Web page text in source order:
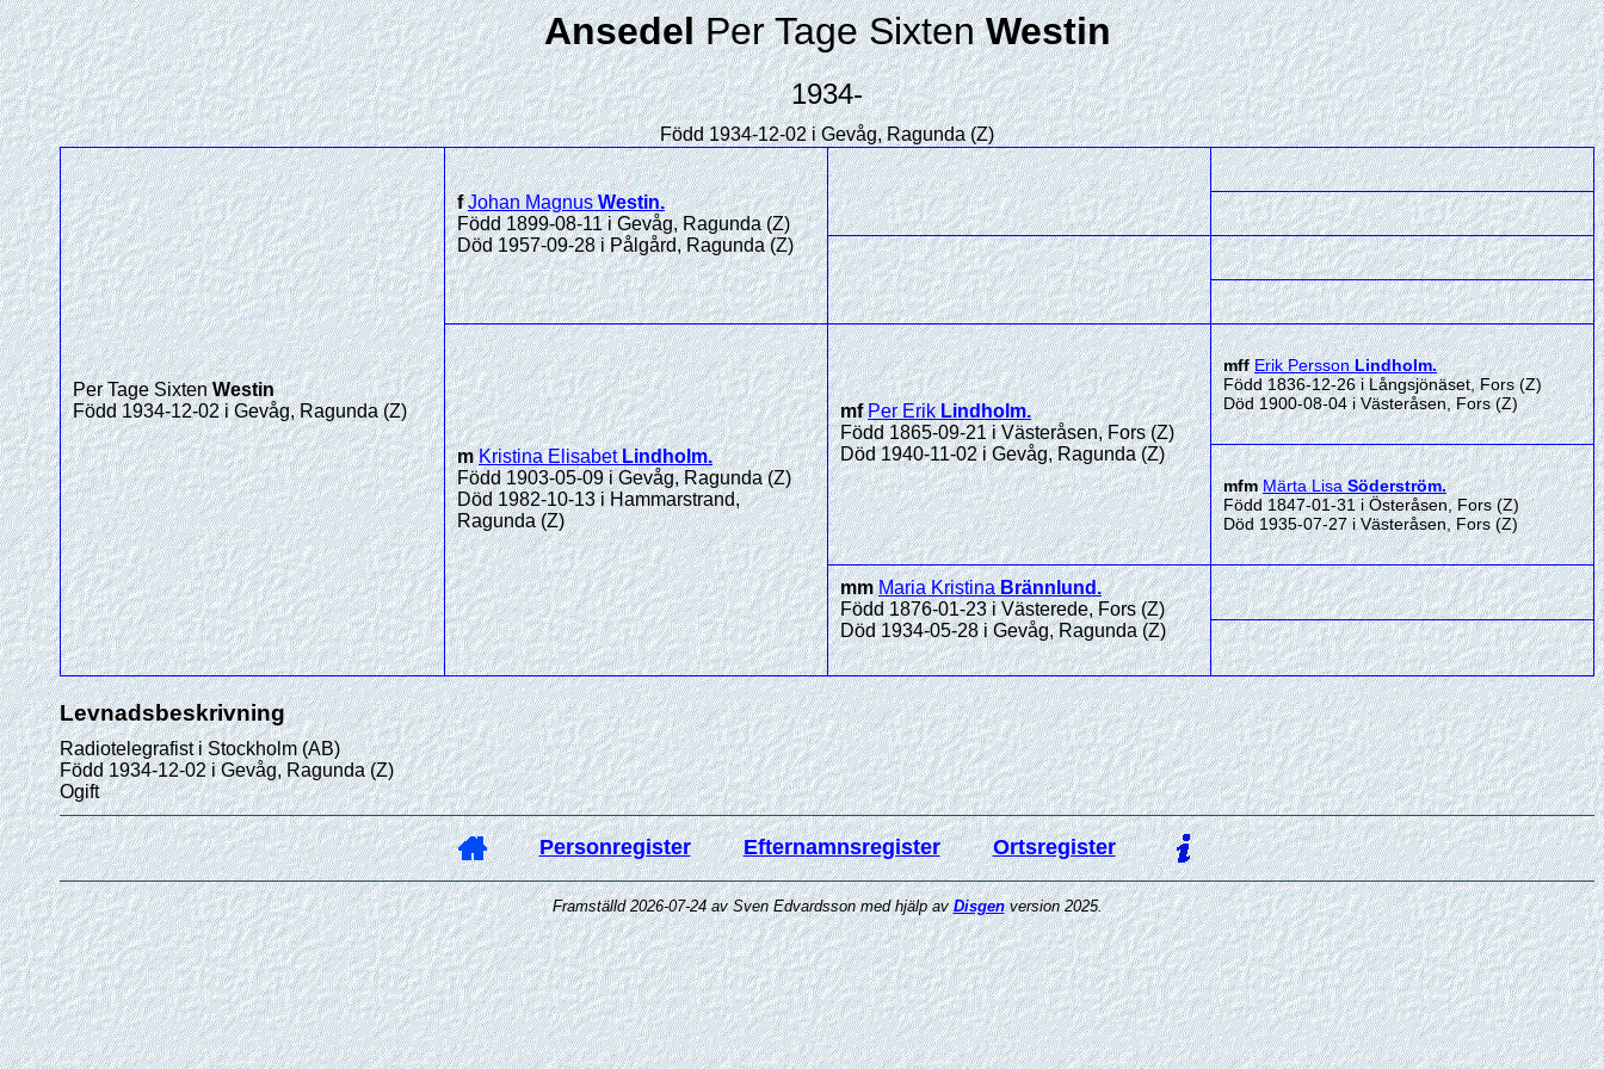
AnsedelPer Tage Sixten Westin
1934-
Född 1934-12-02 i Gevåg, Ragunda (Z)
Per Tage Sixten Westin
Född 1934-12-02 i Gevåg, Ragunda (Z)
fJohan Magnus Westin.
Född 1899-08-11 i Gevåg, Ragunda (Z)
Död 1957-09-28 i Pålgård, Ragunda (Z)
mKristina Elisabet Lindholm.
Född 1903-05-09 i Gevåg, Ragunda (Z)
Död 1982-10-13 i Hammarstrand,
Ragunda (Z)
mfPer Erik Lindholm.
Född 1865-09-21 i Västeråsen, Fors (Z)
Död 1940-11-02 i Gevåg, Ragunda (Z)
mffErik Persson Lindholm.
Född 1836-12-26 i Långsjönäset, Fors (Z)
Död 1900-08-04 i Västeråsen, Fors (Z)
mfmMärta Lisa Söderström.
Född 1847-01-31 i Österåsen, Fors (Z)
Död 1935-07-27 i Västeråsen, Fors (Z)
mmMaria Kristina Brännlund.
Född 1876-01-23 i Västerede, Fors (Z)
Död 1934-05-28 i Gevåg, Ragunda (Z)
Levnadsbeskrivning
Radiotelegrafist i Stockholm (AB)
Född 1934-12-02 i Gevåg, Ragunda (Z)
Ogift
Personregister Efternamnsregister Ortsregister
Framställd 2026-07-24 av Sven Edvardsson med hjälp avDisgenversion 2025.